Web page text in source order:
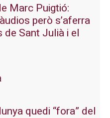
Marc Puigtió:
però s’aferra
Sant Julià i el
quedi “fora” del